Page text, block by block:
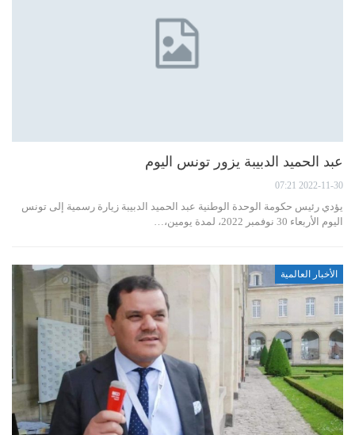
عبد الحميد الدبيبة يزور تونس اليوم
2022-11-30 07:21
يؤدي رئيس حكومة الوحدة الوطنية عبد الحميد الدبيبة زيارة رسمية إلى تونس
اليوم الأربعاء 30 نوفمبر 2022، لمدة يومين،…
الأخبار العالمية